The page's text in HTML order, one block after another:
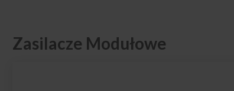
Zasilacze Modułowe